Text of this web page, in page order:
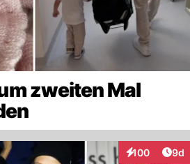
zweiten Mal
100
Interaktionen
9d